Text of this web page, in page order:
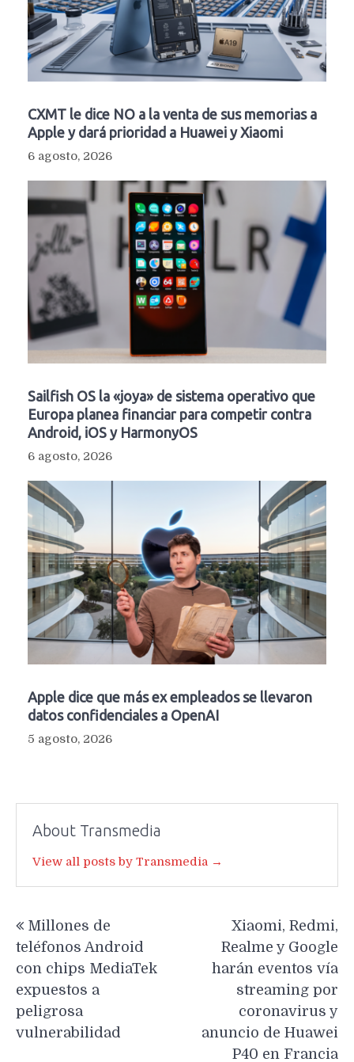
CXMT le dice NO a la venta de sus memorias a
Apple y dará prioridad a Huawei y Xiaomi
6 agosto, 2026
Sailfish OS la «joya» de sistema operativo que
Europa planea financiar para competir contra
Android, iOS y HarmonyOS
6 agosto, 2026
Apple dice que más ex empleados se llevaron
datos confidenciales a OpenAI
5 agosto, 2026
About Transmedia
View all posts by Transmedia →
de
entradas
Millones de
teléfonos Android
con chips MediaTek
expuestos a
peligrosa
vulnerabilidad
Xiaomi, Redmi,
Realme y Google
harán eventos vía
streaming por
coronavirus y
anuncio de Huawei
P40 en Francia